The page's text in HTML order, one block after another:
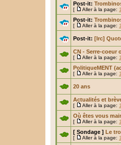
Post-it:
[ Aller à la page: 1
Post-it:
[ Aller à la page: 1
Post-it: [Irc]
CN - Serre-coeur
[ Aller à la page: 1
PolitiqueMENT
[ Aller à la page: 1
20 ans
Actualités et
[ Aller à la page: 1
Où êtes vous
[ Aller à la page: 1
[ Sondage ] Le
[ Aller à la page: 1